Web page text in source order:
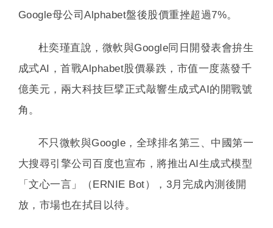
Google母公司Alphabet盤後股價重挫超過7%。
杜奕瑾直說，微軟與Google同日開發表會拚生
成式AI，首戰Alphabet股價暴跌，市值一度蒸發千
億美元，兩大科技巨擘正式敲響生成式AI的開戰號
角。
不只微軟與Google，全球排名第三、中國第一
大搜尋引擎公司百度也宣布，將推出AI生成式模型
「文心一言」（ERNIE Bot），3月完成內測後開
放，市場也在拭目以待。